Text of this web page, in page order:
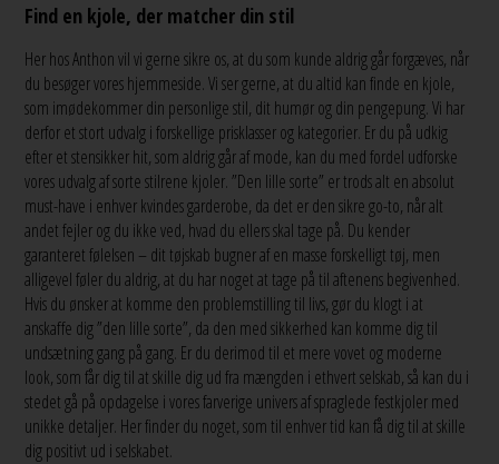
Find en kjole, der matcher din stil
Her hos Anthon vil vi gerne sikre os, at du som kunde aldrig går forgæves, når
du besøger vores hjemmeside. Vi ser gerne, at du altid kan finde en kjole,
som imødekommer din personlige stil, dit humør og din pengepung. Vi har
derfor et stort udvalg i forskellige prisklasser og kategorier. Er du på udkig
efter et stensikker hit, som aldrig går af mode, kan du med fordel udforske
vores udvalg af sorte stilrene kjoler. ”Den lille sorte” er trods alt en absolut
must-have i enhver kvindes garderobe, da det er den sikre go-to, når alt
andet fejler og du ikke ved, hvad du ellers skal tage på. Du kender
garanteret følelsen – dit tøjskab bugner af en masse forskelligt tøj, men
alligevel føler du aldrig, at du har noget at tage på til aftenens begivenhed.
Hvis du ønsker at komme den problemstilling til livs, gør du klogt i at
anskaffe dig ”den lille sorte”, da den med sikkerhed kan komme dig til
undsætning gang på gang. Er du derimod til et mere vovet og moderne
look, som får dig til at skille dig ud fra mængden i ethvert selskab, så kan du i
stedet gå på opdagelse i vores farverige univers af spraglede festkjoler med
unikke detaljer. Her finder du noget, som til enhver tid kan få dig til at skille
dig positivt ud i selskabet.